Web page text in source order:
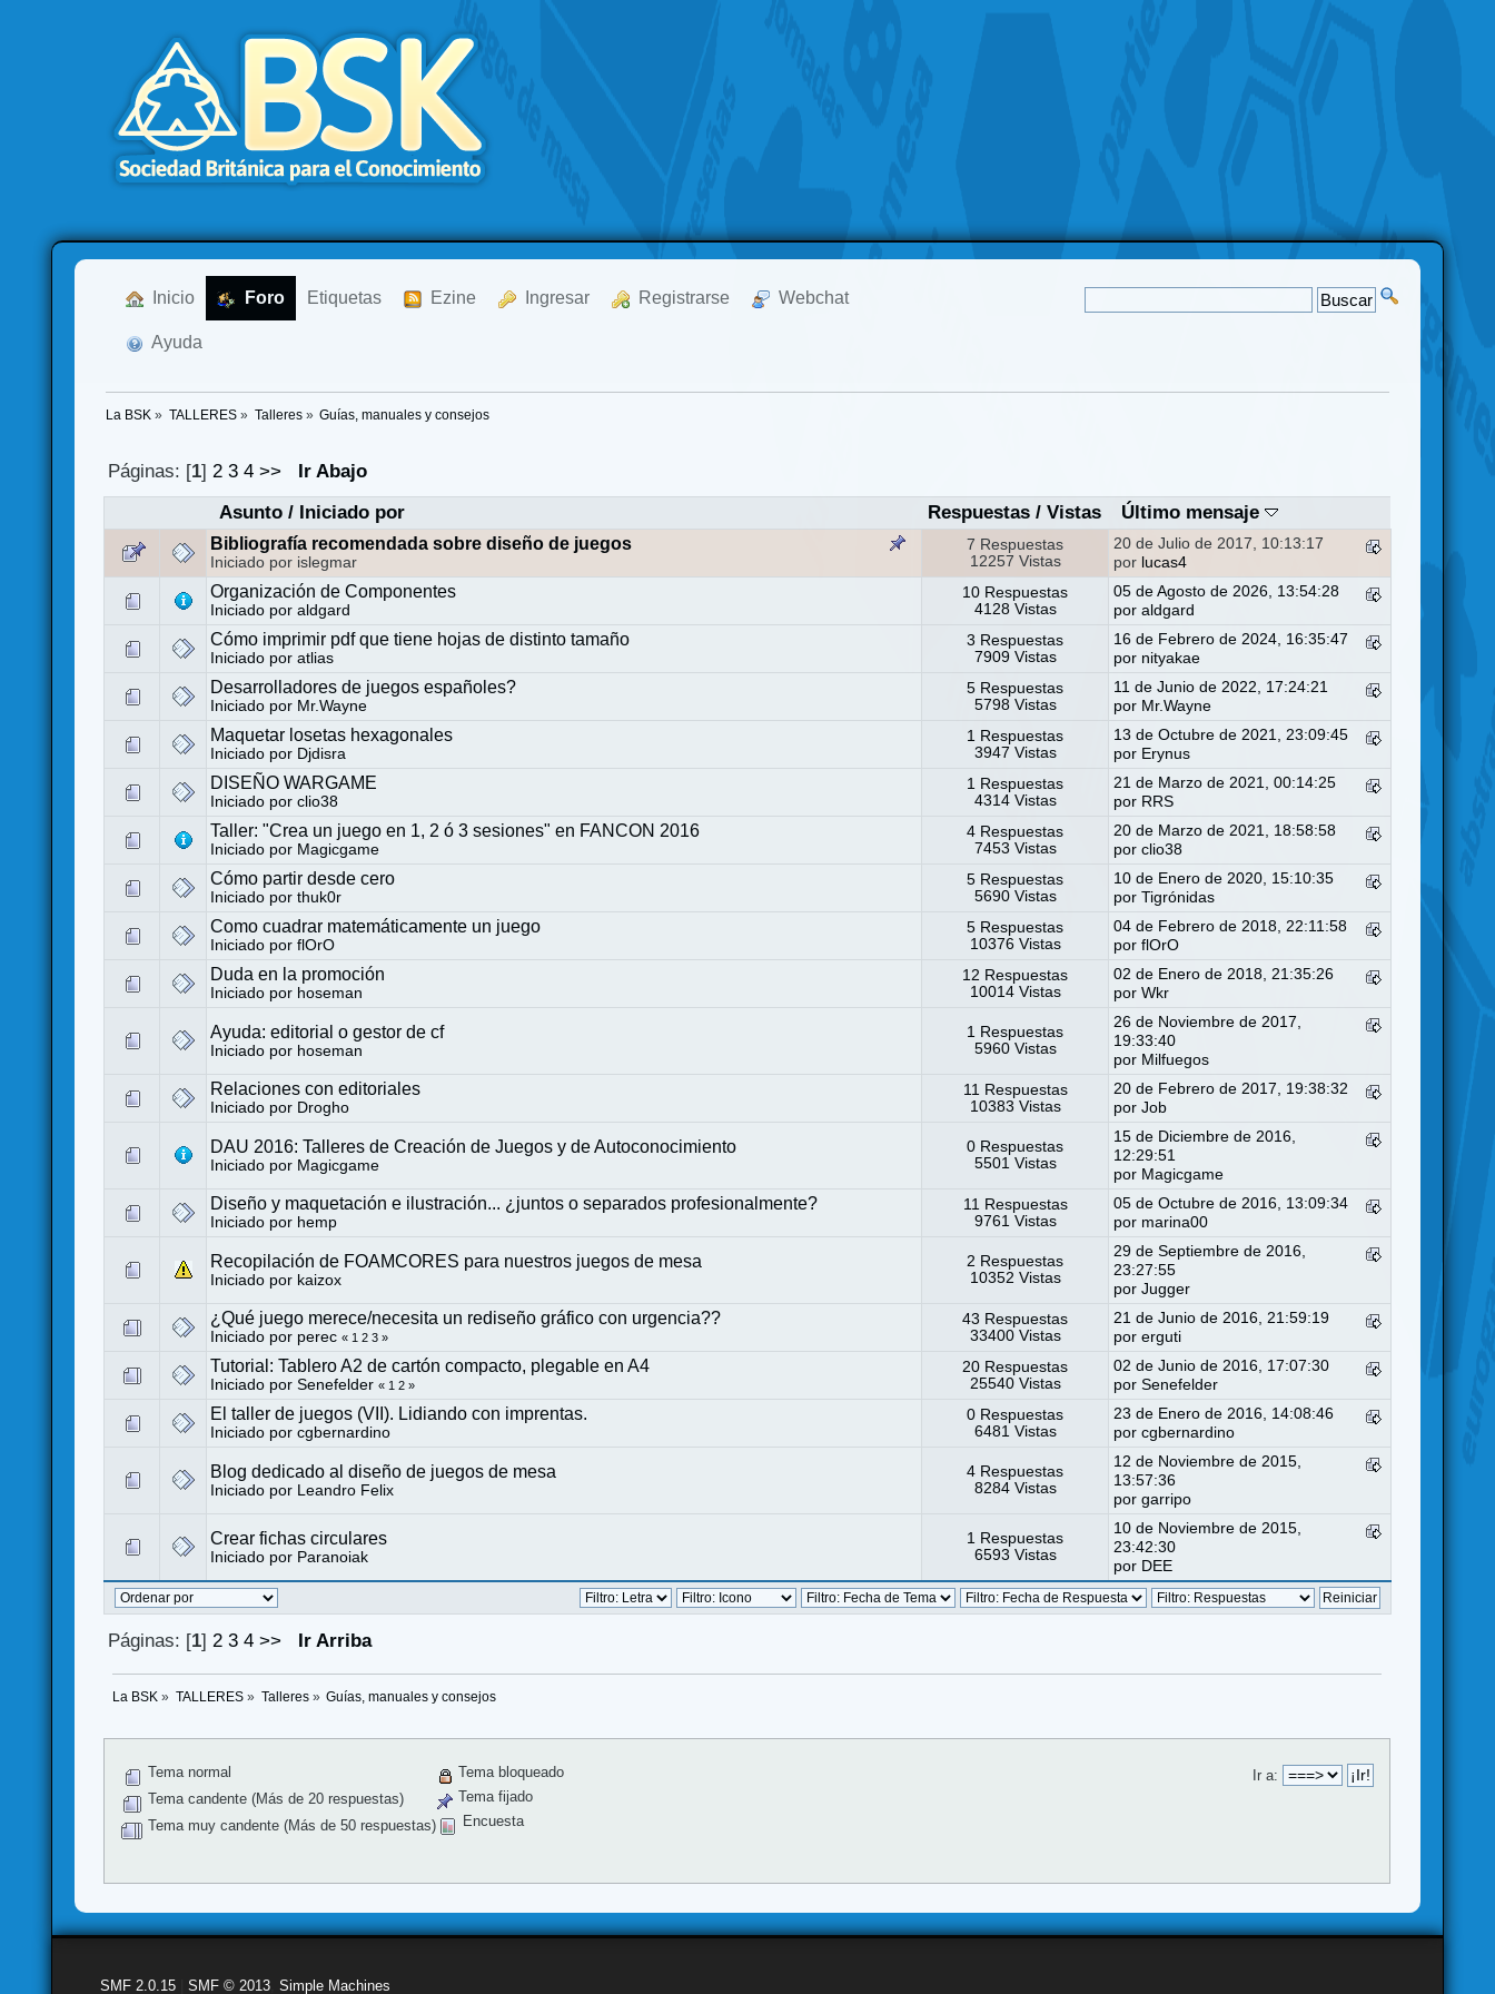
Inicio Foro Etiquetas Ezine Ingresar Registrarse Webchat
Ayuda
La BSK » TALLERES» Talleres» Guías, manuales y consejos
Páginas: [1] 2 3 4 >>
Ir Abajo
Asunto/ Iniciado por Respuestas /Vistas Último mensaje
Bibliografía recomendada sobre diseño de juegos
Iniciado por islegmar
7 Respuestas
12257 Vistas
20 de Julio de 2017, 10:13:17
por lucas4
Organización de Componentes
Iniciado poraldgard
10 Respuestas
4128 Vistas
05 de Agosto de 2026, 13:54:28
poraldgard
Cómo imprimir pdf que tiene hojas de distinto tamaño
Iniciado poratlias
3 Respuestas
7909 Vistas
16 de Febrero de 2024, 16:35:47
por nityakae
Desarrolladores de juegos españoles?
Iniciado por Mr.Wayne
5 Respuestas
5798 Vistas
11 de Junio de 2022, 17:24:21
por Mr.Wayne
Maquetar losetas hexagonales
Iniciado por Djdisra
1 Respuestas
3947 Vistas
13 de Octubre de 2021, 23:09:45
por Erynus
DISEÑO WARGAME
Iniciado porclio38
1 Respuestas
4314 Vistas
21 de Marzo de 2021, 00:14:25
por RRS
Taller: "Crea un juego en 1, 2 ó 3 sesiones" en FANCON 2016
Iniciado por Magicgame
4 Respuestas
7453 Vistas
20 de Marzo de 2021, 18:58:58
porclio38
Cómo partir desde cero
Iniciado porthuk0r
5 Respuestas
5690 Vistas
10 de Enero de 2020, 15:10:35
porTigrónidas
Como cuadrar matemáticamente un juego
Iniciado porflOrO
5 Respuestas
10376 Vistas
04 de Febrero de 2018, 22:11:58
porflOrO
Duda en la promoción
Iniciado por hoseman
12 Respuestas
10014 Vistas
02 de Enero de 2018, 21:35:26
porWkr
Ayuda: editorial o gestor de cf
Iniciado por hoseman
1 Respuestas
5960 Vistas
26 de Noviembre de 2017,
19:33:40
por Milfuegos
Relaciones con editoriales
Iniciado por Drogho
11 Respuestas
10383 Vistas
20 de Febrero de 2017, 19:38:32
porJob
DAU 2016: Talleres de Creación de Juegos y de Autoconocimiento
Iniciado por Magicgame
0 Respuestas
5501 Vistas
15 de Diciembre de 2016,
12:29:51
por Magicgame
Diseño y maquetación e ilustración... ¿juntos o separados profesionalmente?
Iniciado por hemp
11 Respuestas
9761 Vistas
05 de Octubre de 2016, 13:09:34
por marina00
Recopilación de FOAMCORES para nuestros juegos de mesa
Iniciado por kaizox
2 Respuestas
10352 Vistas
29 de Septiembre de 2016,
23:27:55
porJugger
¿Qué juego merece/necesita un rediseño gráfico con urgencia??
Iniciado por perec « 1 2 3 »
43 Respuestas
33400 Vistas
21 de Junio de 2016, 21:59:19
porerguti
Tutorial: Tablero A2 de cartón compacto, plegable en A4
Iniciado porSenefelder « 1 2 »
20 Respuestas
25540 Vistas
02 de Junio de 2016, 17:07:30
porSenefelder
El taller de juegos (VII). Lidiando con imprentas.
Iniciado porcgbernardino
0 Respuestas
6481 Vistas
23 de Enero de 2016, 14:08:46
porcgbernardino
Blog dedicado al diseño de juegos de mesa
Iniciado por Leandro Felix
4 Respuestas
8284 Vistas
12 de Noviembre de 2015,
13:57:36
porgarripo
Crear fichas circulares
Iniciado por Paranoiak
1 Respuestas
6593 Vistas
10 de Noviembre de 2015,
23:42:30
por DEE
Páginas: [1] 2 3 4 >> Ir Arriba
La BSK » TALLERES» Talleres» Guías, manuales y consejos
Ir a:
Tema normal
Tema candente (Más de 20 respuestas)
Tema muy candente (Más de 50 respuestas)
Tema bloqueado
Tema fijado
Encuesta
SMF 2.0.15 |SMF © 2013 ,Simple Machines